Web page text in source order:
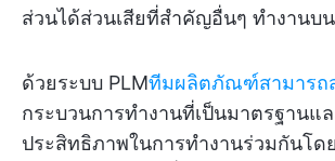
ส่วนได้ส่วนเสียที่สำคัญอื่นๆ ทำงานบ
ด้วยระบบ PLMทีมผลิตภัณฑ์สามารถ
กระบวนการทำงานที่เป็นมาตรฐานแล
ประสิทธิภาพในการทำงานร่วมกันโด